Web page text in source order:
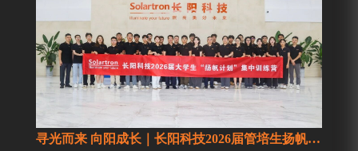
寻光而来 向阳成长｜长阳科技2026届管培生扬帆启航...